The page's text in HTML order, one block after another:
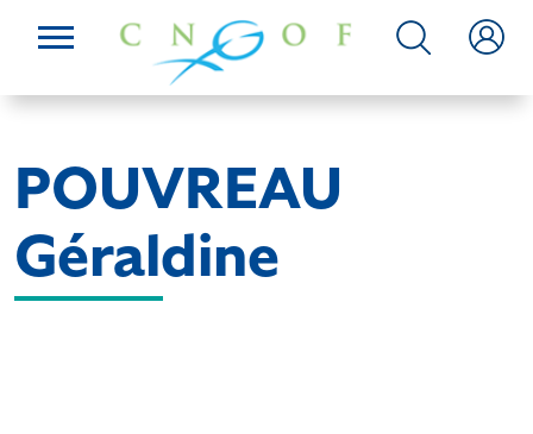
POUVREAU
Géraldine